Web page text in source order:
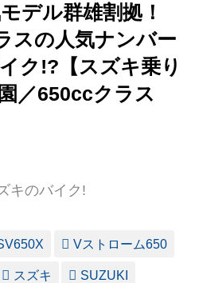
デル群雄割拠！
スの人気ナンバー
ク!?【スズキ乗り
／650ccクラス
キのバイク!
Vストローム650
スズキ SUZUKI